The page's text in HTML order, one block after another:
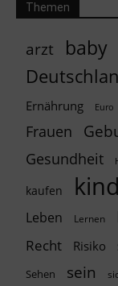
Themen
arzt baby
Ernährung Euro
Frauen
Gesundheit
kaufen kind
Leben Lernen
Recht Risiko
Sehen sein